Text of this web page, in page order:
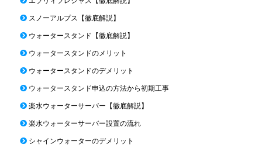
スノーアルプス【徹底解説】
ウォータースタンド【徹底解説】
ウォータースタンドのメリット
ウォータースタンドのデメリット
ウォータースタンド申込の方法から初期工事
楽水ウォーターサーバー【徹底解説】
楽水ウォーターサーバー設置の流れ
シャインウォーターのデメリット